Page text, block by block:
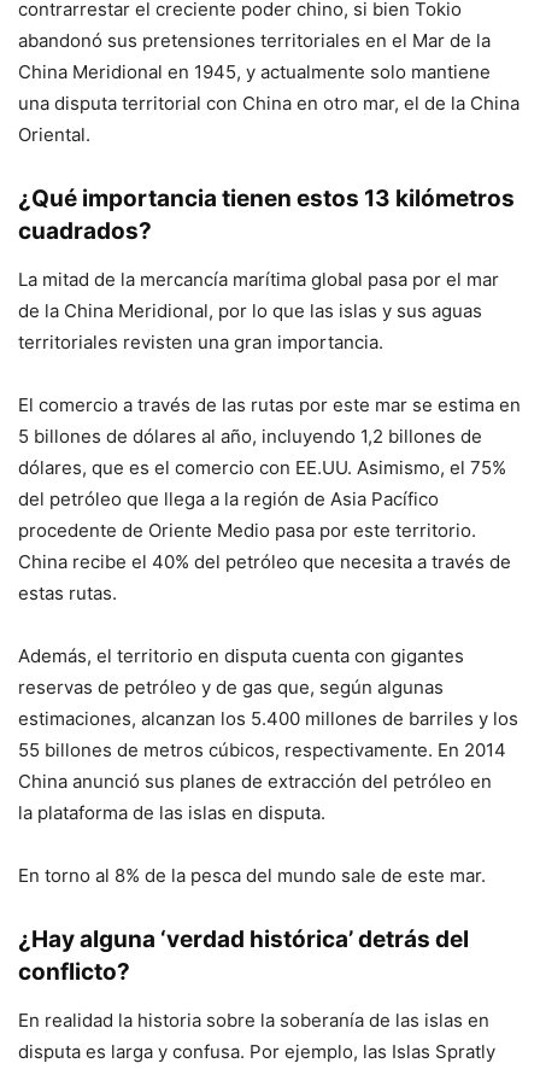
contrarrestar el creciente poder chino, si bien Tokio
abandonó sus pretensiones territoriales en el Mar de la
China Meridional en 1945, y actualmente solo mantiene
una disputa territorial con China en otro mar, el de la China
Oriental.
¿Qué importancia tienen estos 13 kilómetros
cuadrados?
La mitad de la mercancía marítima global pasa por el mar
de la China Meridional, por lo que las islas y sus aguas
territoriales revisten una gran importancia.
El comercio a través de las rutas por este mar se estima en
5 billones de dólares al año, incluyendo 1,2 billones de
dólares, que es el comercio con EE.UU. Asimismo, el 75%
del petróleo que llega a la región de Asia Pacífico
procedente de Oriente Medio pasa por este territorio.
China recibe el 40% del petróleo que necesita a través de
estas rutas.
Además, el territorio en disputa cuenta con gigantes
reservas de petróleo y de gas que, según algunas
estimaciones, alcanzan los 5.400 millones de barriles y los
55 billones de metros cúbicos, respectivamente. En 2014
China anunció sus planes de extracción del petróleo en
la plataforma de las islas en disputa.
En torno al 8% de la pesca del mundo sale de este mar.
¿Hay alguna ‘verdad histórica’ detrás del
conflicto?
En realidad la historia sobre la soberanía de las islas en
disputa es larga y confusa. Por ejemplo, las Islas Spratly